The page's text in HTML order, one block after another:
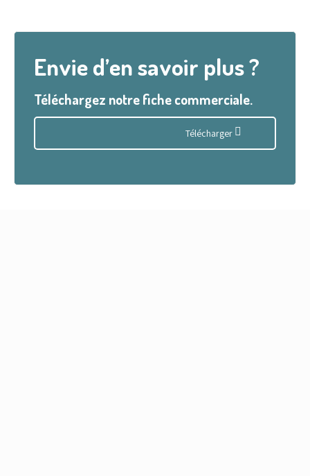
Envie d’en savoir plus ?
Téléchargez notre fiche commerciale.
Télécharger